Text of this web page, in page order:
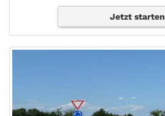
Jetzt starten